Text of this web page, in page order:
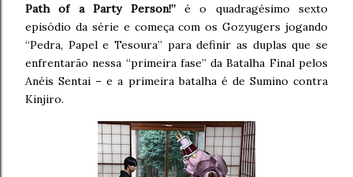
Path of a Party Person!”é o quadragésimo sexto
episódio da série e começa com os Gozyugers jogando
“Pedra, Papel e Tesoura” para definir as duplas que se
enfrentarão nessa “primeira fase” da Batalha Final pelos
Anéis Sentai – e a primeira batalha é de Sumino contra
Kinjiro.